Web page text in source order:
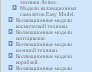
техники Avitex.
Модели коллекционных
самолетов Easy Model.
Коллекционные модели
космической техники.
Коллекционные модели
мотоциклов.
Коллекционные модели
военной техники.
Коллекционные модели
кораблей.
Коллекционные модели